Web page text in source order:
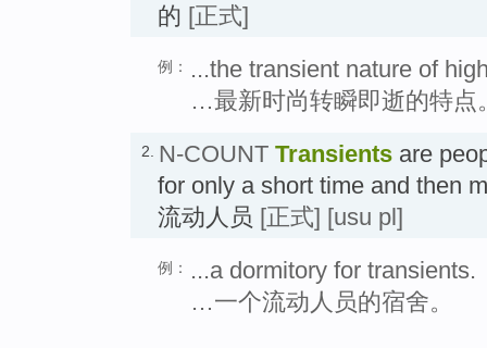
的 [正式]
例：
...the transient nature of
…最新时尚转瞬即逝的特点
2. N-COUNT Transients are
for only a short time and then
流动人员 [正式] [usu pl]
例：
...a dormitory for transients.
…一个流动人员的宿舍。